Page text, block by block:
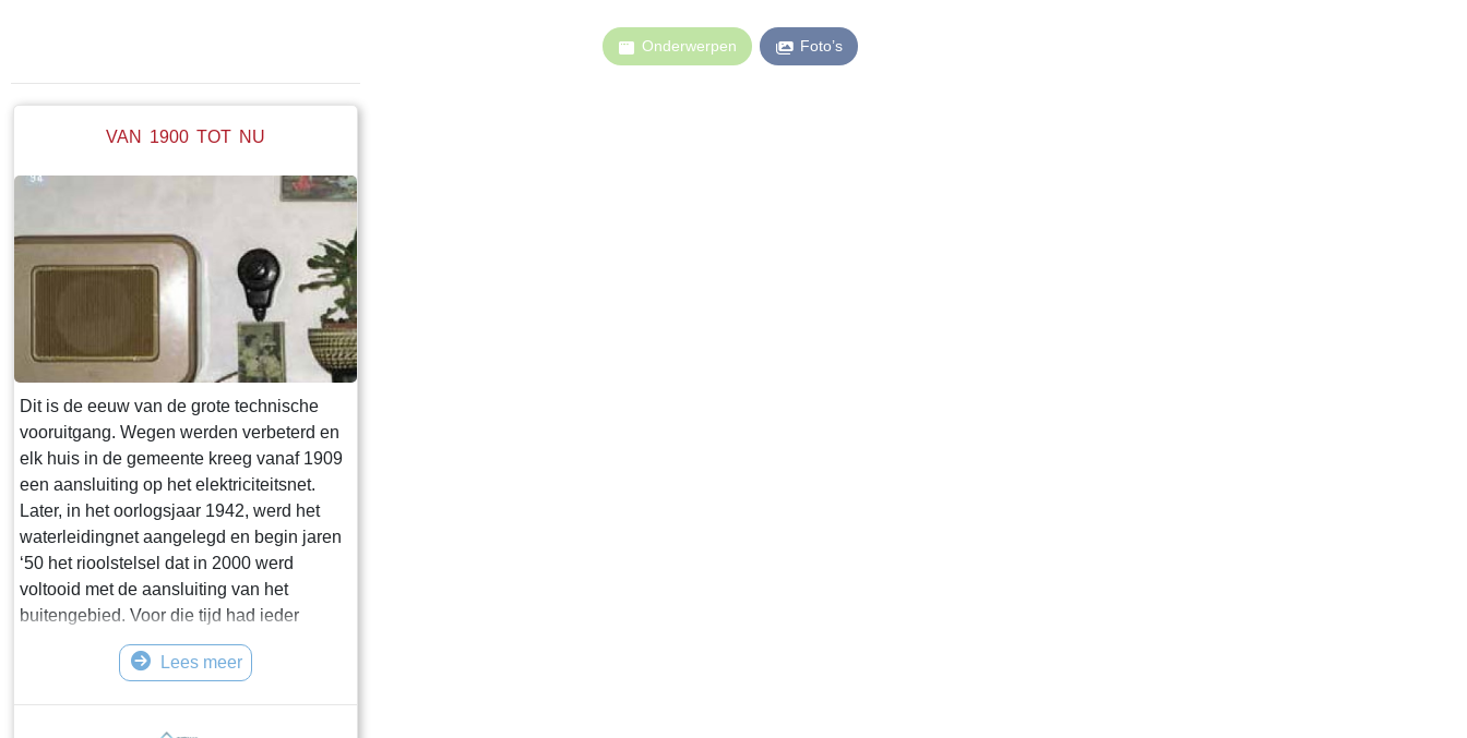
Onderwerpen Foto’s
VAN 1900 TOT NU
Dit is de eeuw van de grote technische
vooruitgang. Wegen werden verbeterd en
elk huis in de gemeente kreeg vanaf 1909
een aansluiting op het elektriciteitsnet.
Later, in het oorlogsjaar 1942, werd het
waterleidingnet aangelegd en begin jaren
‘50 het rioolstelsel dat in 2000 werd
voltooid met de aansluiting van het
buitengebied. Voor die tijd had ieder
huishouden een eigen poepton of een
eigen beerput. Begin jaren ‘60 kreeg
Lees meer